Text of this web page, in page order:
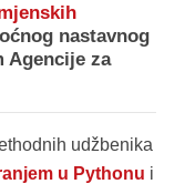
nastavnog
Agencije za
udžbenika
u Pythonu i